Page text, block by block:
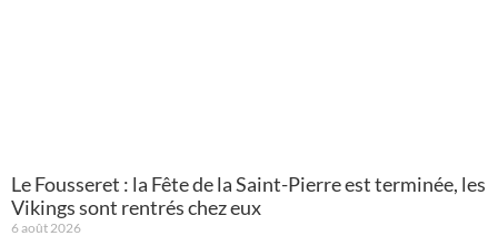
Le Fousseret : la Fête de la Saint-Pierre est terminée, les
Vikings sont rentrés chez eux
6 août 2026